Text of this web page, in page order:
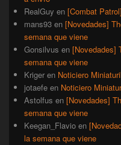
RealGuy en [Combat
mans93 en [Novedades]
semana que viene
Gonsilvus en [Novedades]
semana que viene
Kriger en Noticiero
jotaefe en Noticiero
Astolfus en [Novedades]
semana que viene
Keegan_Flavio en
la semana que viene